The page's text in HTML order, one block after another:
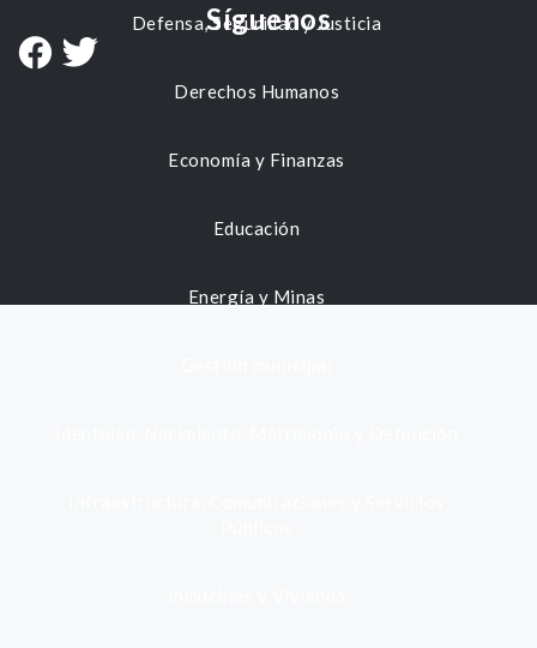
Defensa, Seguridad y Justicia
Derechos Humanos
Economía y Finanzas
Educación
Energía y Minas
Síguenos